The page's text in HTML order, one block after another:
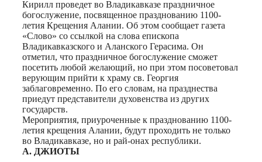
Кирилл проведет во Владикавказе праздничное
богослужение, посвященное празднованию 1100-
летия Крещения Алании. Об этом сообщает газета
«Слово» со ссылкой на слова епископа
Владикавказского и Аланского Герасима. Он
отметил, что праздничное богослужение сможет
посетить любой желающий, но при этом посоветовал
верующим прийти к храму св. Георгия
заблаговременно. По его словам, на празднества
приедут представители духовенства из других
государств.
Мероприятия, приуроченные к празднованию 1100-
летия крещения Алании, будут проходить не только
во Владикавказе, но и рай-онах республики.
А. ДЖИОТЫ